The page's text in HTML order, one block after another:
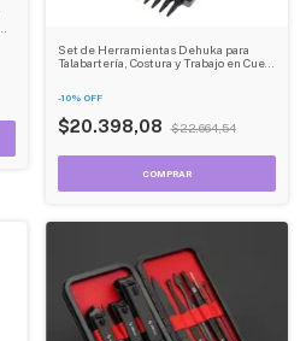
Set de Herramientas Dehuka para
Talabartería, Costura y Trabajo en Cuero
-10% OFF
$20.398,08 $22.664,54